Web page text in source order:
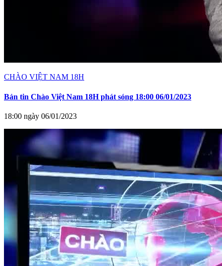
CHÀO VIỆT NAM 18H
Bản tin Chào Việt Nam 18H phát sóng 18:00 06/01/2023
18:00 ngày 06/01/2023